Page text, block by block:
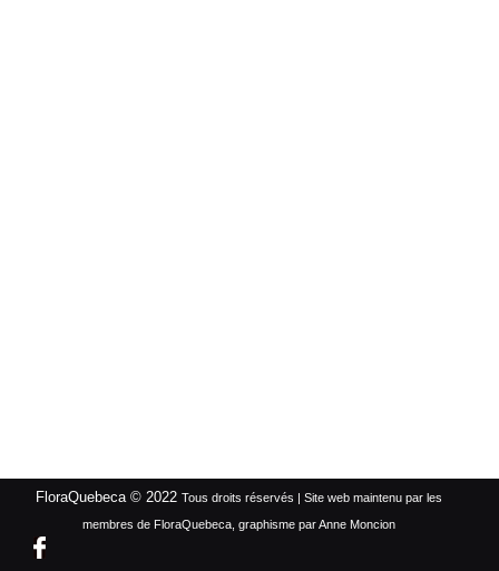
FloraQuebeca © 2022 Tous droits réservés | Site web maintenu par les
membres de FloraQuebeca, graphisme par Anne Moncion